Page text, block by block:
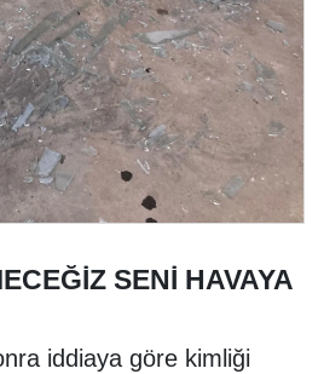
SENİ HAVAYA
iddiaya göre kimliği